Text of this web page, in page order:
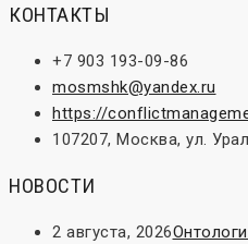
КОНТАКТЫ
+7 903 193-09-86
mosmshk@yandex.ru
https://
107207, Москва, ул.
НОВОСТИ
2 августа, 2026